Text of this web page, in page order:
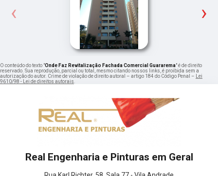
‹ ›
O conteúdo do texto "Onde Faz Revitalização Fachada Comercial Guararema" é de direito
reservado. Sua reprodução, parcial ou total, mesmo citando nossos links, é proibida sem a
autorização do autor. Crime de violação de direito autoral – artigo 184 do Código Penal –
Lei
9610/98 - Lei de direitos autorais
Real Engenharia e Pinturas em Geral